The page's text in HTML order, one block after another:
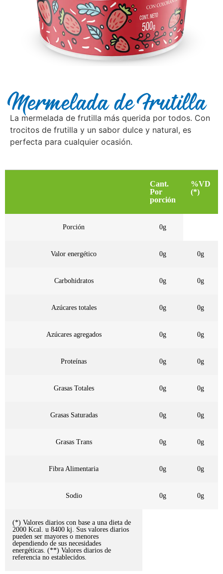
Mermelada de Frutilla
La mermelada de frutilla más querida por todos. Con
trocitos de frutilla y un sabor dulce y natural, es
perfecta para cualquier ocasión.
Cant.
Por
porción
%VD
(*)
Porción 0g
Valor energético 0g 0g
Carbohidratos 0g 0g
Azúcares totales 0g 0g
Azúcares agregados 0g 0g
Proteínas 0g 0g
Grasas Totales 0g 0g
Grasas Saturadas 0g 0g
Grasas Trans 0g 0g
Fibra Alimentaria 0g 0g
Sodio 0g 0g
(*) Valores diarios con base a una dieta de
2000 Kcal. u 8400 kj. Sus valores diarios
pueden ser mayores o menores
dependiendo de sus necesidades
energéticas. (**) Valores diarios de
referencia no establecidos.